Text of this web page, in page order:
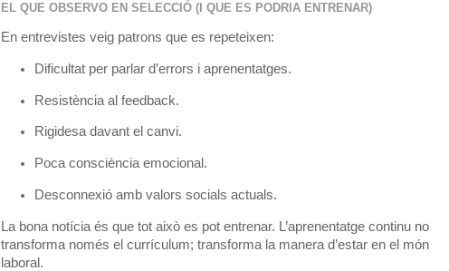
EL QUE OBSERVO EN SELECCIÓ (I QUE ES PODRIA ENTRENAR)
En entrevistes veig patrons que es repeteixen:
Dificultat per parlar d’errors i aprenentatges.
Resistència al feedback.
Rigidesa davant el canvi.
Poca consciència emocional.
Desconnexió amb valors socials actuals.
La bona notícia és que tot això es pot entrenar. L’aprenentatge continu no
transforma només el currículum; transforma la manera d’estar en el món
laboral.